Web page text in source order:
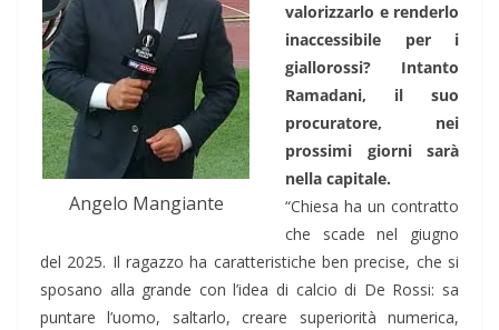
Angelo Mangiante
valorizzarlo e renderlo
inaccessibile per i
giallorossi? Intanto
Ramadani, il suo
procuratore, nei
prossimi giorni sarà
nella capitale.
“Chiesa ha un contratto
che scade nel giugno
del 2025. Il ragazzo ha caratteristiche ben precise, che si
sposano alla grande con l’idea di calcio di De Rossi: sa
puntare l’uomo, saltarlo, creare superiorità numerica,